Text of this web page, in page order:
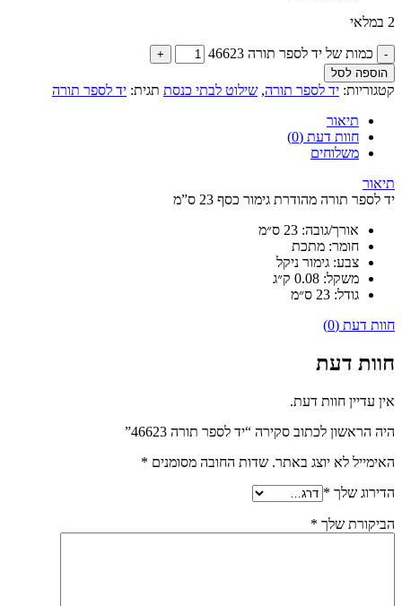
2 במלאי
כמות של יד לספר תורה 46623
הוספה לסל
קטגוריות: יד לספר תורה, שילוט לבתי כנסת תגית: יד לספר תורה
תיאור
חוות דעת (0)
משלוחים
תיאור
יד לספר תורה מהודרת גימור כסף 23 ס”מ
אורך/גובה: 23 ס״מ
חומר: מתכת
צבע: גימור ניקל
משקל: 0.08 ק״ג
גודל: 23 ס״מ
חוות דעת (0)
חוות דעת
אין עדיין חוות דעת.
היה הראשון לכתוב סקירה “יד לספר תורה 46623”
האימייל לא יוצג באתר. שדות החובה מסומנים *
הדירוג שלך *
הביקורת שלך *